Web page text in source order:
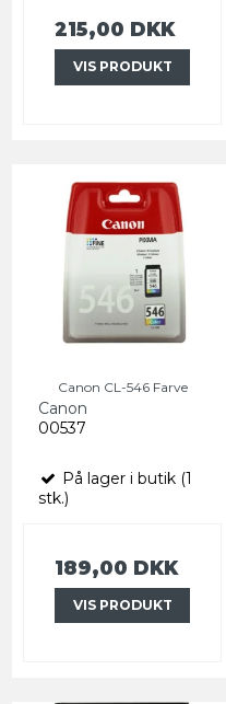
215,00 DKK
VIS PRODUKT
Canon CL-546 Farve
Canon
00537
På lager i butik (1
stk.)
189,00 DKK
VIS PRODUKT